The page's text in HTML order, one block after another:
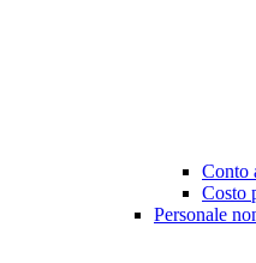
Conto
Costo
Personale